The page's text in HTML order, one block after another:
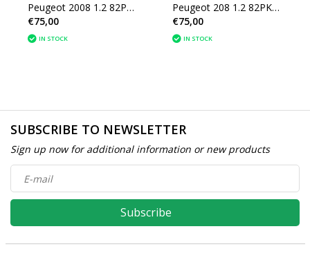
Peugeot 2008 1.2 82PK
P54 (1607557480)
€75,00
IN STOCK
Peugeot 208 1.2 82PK
P54 (1607557480)
€75,00
IN STOCK
SUBSCRIBE TO NEWSLETTER
Sign up now for additional information or new products
Subscribe